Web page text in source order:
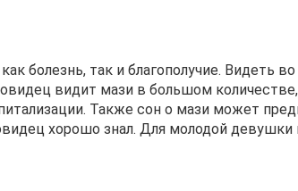
болезнь, так и благополучие. Видеть
видит мази в большом
Также сон о мази может
хорошо знал. Для молодой